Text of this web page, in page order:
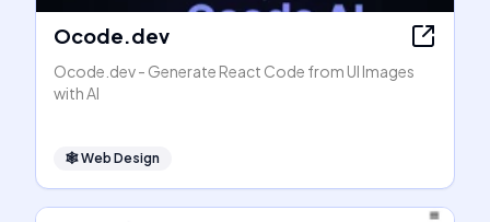
Ocode.dev
Ocode.dev - Generate React Code from UI Images
with AI
🕸Web Design